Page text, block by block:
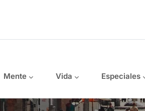
Mente Vida Especiales